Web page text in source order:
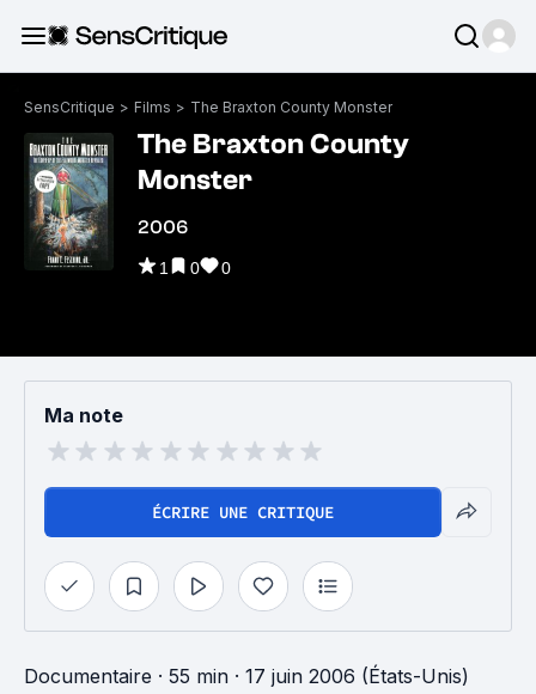
SensCritique > Films > The Braxton County Monster
The Braxton County
Monster
2006
1 0 0
Ma note
ÉCRIRE UNE CRITIQUE
Documentaire · 55 min · 17 juin 2006 (États-Unis)